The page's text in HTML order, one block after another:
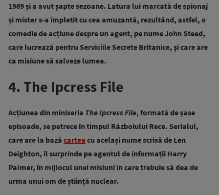
1969 și a avut șapte sezoane. Latura lui marcată de spionaj
și mister s-a împletit cu cea amuzantă, rezultând, astfel, o
comedie de acțiune despre un agent, pe nume John Steed,
care lucrează pentru Serviciile Secrete Britanice, și care are
ca misiune să salveze lumea.
4. The Ipcress File
Acțiunea din miniseria The Ipcress File, formată de șase
episoade, se petrece în timpul Războiului Rece. Serialul,
care are la bază cartea cu același nume scrisă de Len
Deighton, îl surprinde pe agentul de informații Harry
Palmer, în mijlocul unei misiuni în care trebuie să dea de
urma unui om de știință nuclear.